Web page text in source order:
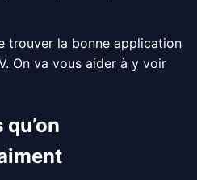
trouver la bonne application
On va vous aider à y voir